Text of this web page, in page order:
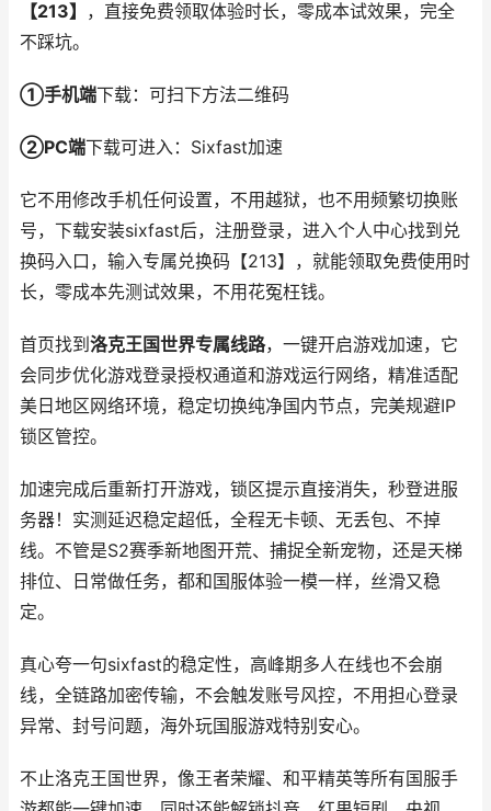
【213】
，直接免费领取体验时长，零成本试效果，完全
不踩坑。
①手机端下载：可扫下方法二维码
②PC端下载可进入：Sixfast加速
它不用修改手机任何设置，不用越狱，也不用频繁切换账
号，下载安装sixfast后，注册登录，进入个人中心找到兑
换码入口，输入专属兑换码【213】，就能领取免费使用时
长，零成本先测试效果，不用花冤枉钱。
首页找到 洛克王国世界专属线路，一键开启游戏加速，它
会同步优化游戏登录授权通道和游戏运行网络，精准适配
美日地区网络环境，稳定切换纯净国内节点，完美规避IP
锁区管控。
加速完成后重新打开游戏，锁区提示直接消失，秒登进服
务器！实测延迟稳定超低，全程无卡顿、无丢包、不掉
线。不管是S2赛季新地图开荒、捕捉全新宠物，还是天梯
排位、日常做任务，都和国服体验一模一样，丝滑又稳
定。
真心夸一句sixfast的稳定性，高峰期多人在线也不会崩
线，全链路加密传输，不会触发账号风控，不用担心登录
异常、封号问题，海外玩国服游戏特别安心。
不止洛克王国世界，像王者荣耀、和平精英等所有国服手